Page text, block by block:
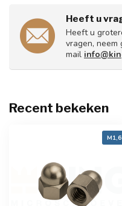
Heeft u
Heeft u
vragen, neem
mail
Recent bekeken
M1,6